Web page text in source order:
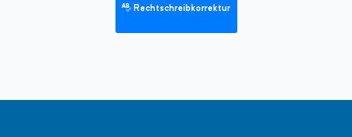
Rechtschreibkorrektur